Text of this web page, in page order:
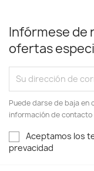
Infórmese de
ofertas
Puede darse de baja en
información de contacto
Aceptamos los
prevacidad